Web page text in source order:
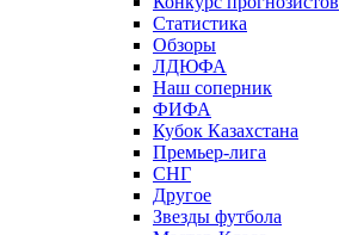
Статистика
Обзоры
ЛДЮФА
Наш соперник
ФИФА
Кубок Казахстана
Премьер-лига
СНГ
Другое
Звезды футбола